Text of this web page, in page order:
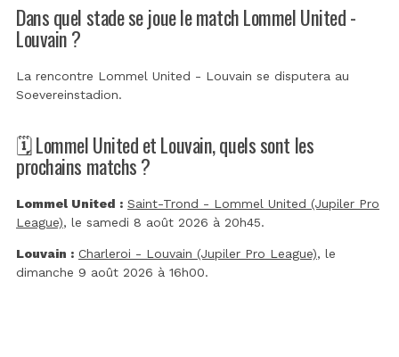
Dans quel stade se joue le match Lommel United -
Louvain ?
La rencontre Lommel United - Louvain se disputera au
Soevereinstadion.
🗓️ Lommel United et Louvain, quels sont les
prochains matchs ?
Lommel United : Saint-Trond - Lommel United (Jupiler Pro
League), le samedi 8 août 2026 à 20h45.
Louvain : Charleroi - Louvain (Jupiler Pro League), le
dimanche 9 août 2026 à 16h00.